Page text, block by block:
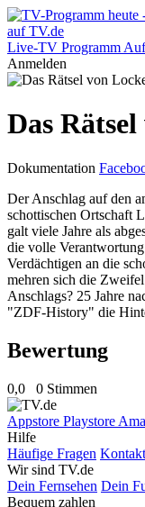
Live-TV Programm
Anmelden
Das
Dokumentation
Der Anschlag auf den
schottischen Ortschaft
galt viele Jahre als
die volle
Verdächtigen an die
mehren sich die
Anschlags? 25 Jahre
"ZDF-History" die
Bewertung
0,0 0 Stimmen
Appstore Playstore
Hilfe
Häufige Fragen Kontakt
Wir sind TV.de
Dein Fernsehen Dein
Bequem zahlen